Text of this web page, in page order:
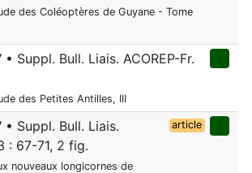
des Coléoptères de Guyane - Tome
• Suppl. Bull. Liais. ACOREP-Fr.
des Petites Antilles, III
• Suppl. Bull. Liais.
: 67-71, 2 fig.
nouveaux longicornes de
article